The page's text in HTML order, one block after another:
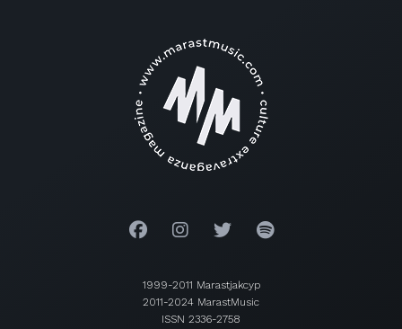
1999-2011 Marastjakcyp
2011-2024 MarastMusic
ISSN 2336-2758